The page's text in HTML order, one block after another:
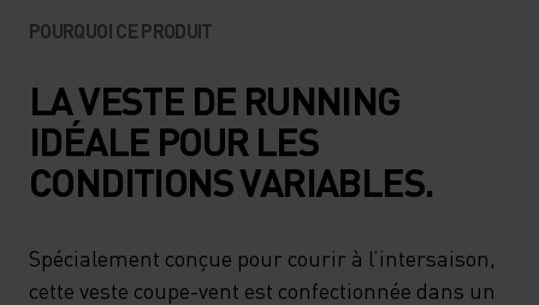
POURQUOI CE PRODUIT
LA VESTE DE RUNNING
IDÉALE POUR LES
CONDITIONS VARIABLES.
Spécialement conçue pour courir à l’intersaison,
cette veste coupe-vent est confectionnée dans un